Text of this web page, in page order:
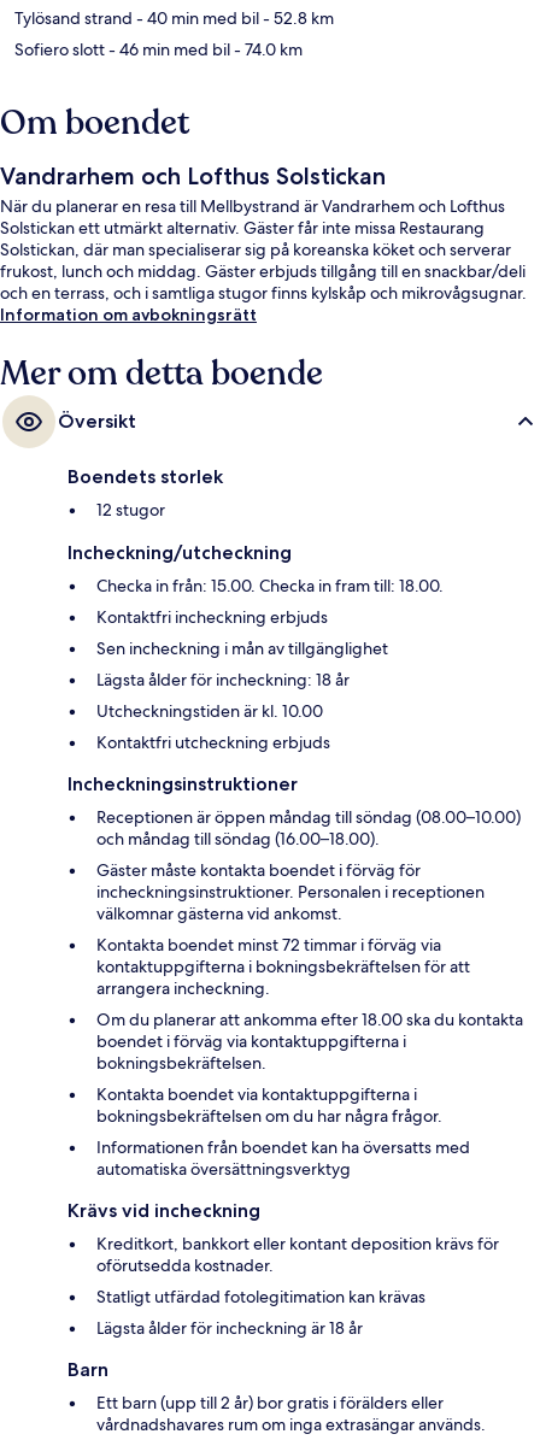
Tylösand strand - 40 min med bil- 52.8 km
Sofiero slott- 46 min med bil- 74.0 km
Om boendet
Vandrarhem och Lofthus Solstickan
När du planerar en resa till Mellbystrand är Vandrarhem och Lofthus
Solstickan ett utmärkt alternativ. Gäster får inte missa Restaurang
Solstickan, där man specialiserar sig på koreanska köket och serverar
frukost, lunch och middag. Gäster erbjuds tillgång till en snackbar/deli
och en terrass, och i samtliga stugor finns kylskåp och mikrovågsugnar.
Information om avbokningsrätt
Mer om detta boende
Översikt
Boendets storlek
12 stugor
Incheckning/utcheckning
Checka in från: 15.00. Checka in fram till: 18.00.
Kontaktfri incheckning erbjuds
Sen incheckning i mån av tillgänglighet
Lägsta ålder för incheckning: 18 år
Utcheckningstiden är kl. 10.00
Kontaktfri utcheckning erbjuds
Incheckningsinstruktioner
Receptionen är öppen måndag till söndag (08.00–10.00)
och måndag till söndag (16.00–18.00).
Gäster måste kontakta boendet i förväg för
incheckningsinstruktioner. Personalen i receptionen
välkomnar gästerna vid ankomst.
Kontakta boendet minst 72 timmar i förväg via
kontaktuppgifterna i bokningsbekräftelsen för att
arrangera incheckning.
Om du planerar att ankomma efter 18.00 ska du kontakta
boendet i förväg via kontaktuppgifterna i
bokningsbekräftelsen.
Kontakta boendet via kontaktuppgifterna i
bokningsbekräftelsen om du har några frågor.
Informationen från boendet kan ha översatts med
automatiska översättningsverktyg
Krävs vid incheckning
Kreditkort, bankkort eller kontant deposition krävs för
oförutsedda kostnader.
Statligt utfärdad fotolegitimation kan krävas
Lägsta ålder för incheckning är 18 år
Barn
Ett barn (upp till 2 år) bor gratis i förälders eller
vårdnadshavares rum om inga extrasängar används.